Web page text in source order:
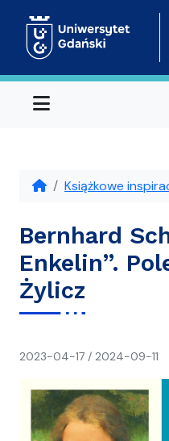
Menu
Książkowe
Bernhard
Enkelin”.
Żylicz
2023-04-17 / 2024-09-11